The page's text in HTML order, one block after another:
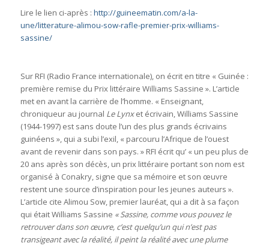
Lire le lien ci-après : http://guineematin.com/a-la-
une/litterature-alimou-sow-rafle-premier-prix-williams-
sassine/
Sur RFI (Radio France internationale), on écrit en titre « Guinée :
première remise du Prix littéraire Williams Sassine ». L’article
met en avant la carrière de l’homme. « Enseignant,
chroniqueur au journal Le Lynxet écrivain, Williams Sassine
(1944-1997) est sans doute l’un des plus grands écrivains
guinéens », qui a subi l’exil, « parcouru l’Afrique de l’ouest
avant de revenir dans son pays. » RFI écrit qu’ « un peu plus de
20 ans après son décès, un prix littéraire portant son nom est
organisé à Conakry, signe que sa mémoire et son œuvre
restent une source d’inspiration pour les jeunes auteurs ».
L’article cite Alimou Sow, premier lauréat, qui a dit à sa façon
qui était Williams Sassine « Sassine, comme vous pouvez le
retrouver dans son œuvre, c’est quelqu’un qui n’est pas
transigeant avec la réalité, il peint la réalité avec une plume